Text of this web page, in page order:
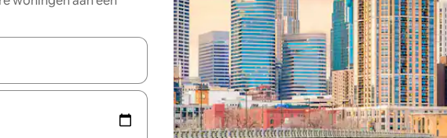
zijn, maak je een keuze met je de pijltjestoetsen omhoog en omlaag, óf